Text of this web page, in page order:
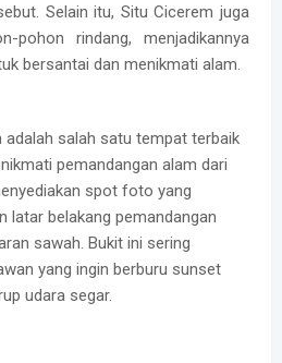
Selain itu, Situ Cicerem juga
pohon rindang, menjadikannya
bersantai dan menikmati alam.
adalah salah satu tempat terbaik
pemandangan alam dari
spot foto yang
latar belakang pemandangan
sawah. Bukit ini sering
yang ingin berburu sunset
udara segar.